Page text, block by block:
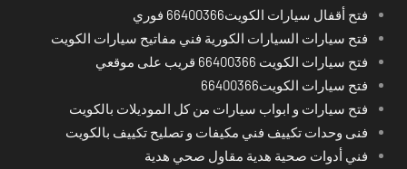
فتح أقفال سيارات الكويت66400366 فوري
فتح سيارات السيارات الكورية فني مفاتيح سيارات الكويت
فتح سيارات الكويت 66400366 قريب على موقعي
فتح سيارات الكويت66400366
فتح سيارات و ابواب سيارات من كل الموديلات بالكويت
فنى وحدات تكييف فني مكيفات و تصليح تكييف بالكويت
فني أدوات صحية هدية مقاول صحي هدية